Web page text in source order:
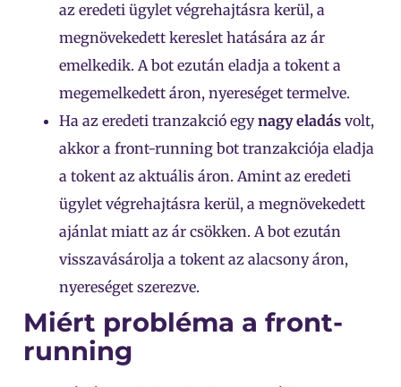
az eredeti ügylet végrehajtásra kerül, a
megnövekedett kereslet hatására az ár
emelkedik. A bot ezután eladja a tokent a
megemelkedett áron, nyereséget termelve.
Ha az eredeti tranzakció egynagy eladás volt,
akkor a front-running bot tranzakciója eladja
a tokent az aktuális áron. Amint az eredeti
ügylet végrehajtásra kerül, a megnövekedett
ajánlat miatt az ár csökken. A bot ezután
visszavásárolja a tokent az alacsony áron,
nyereséget szerezve.
Miért probléma a front-
running